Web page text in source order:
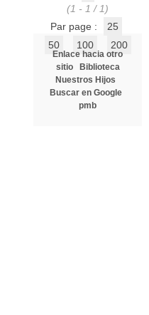
(1 - 1 / 1)
Par page :
25
50
100 200
Enlace hacia otro
sitio
Biblioteca
Nuestros Hijos
Buscar en Google
pmb